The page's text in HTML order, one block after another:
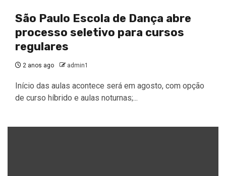
São Paulo Escola de Dança abre
processo seletivo para cursos
regulares
2 anos ago admin1
Início das aulas acontece será em agosto, com opção
de curso híbrido e aulas noturnas;...